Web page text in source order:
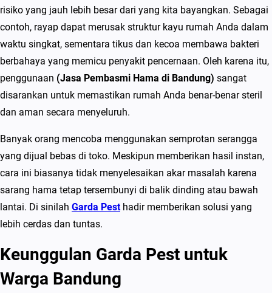
n
e
r
b
a
i
k
M
u
risiko yang jauh lebih besar dari yang kita bayangkan. Sebagai
contoh, rayap dapat merusak struktur kayu rumah Anda dalam
waktu singkat, sementara tikus dan kecoa membawa bakteri
berbahaya yang memicu penyakit pencernaan. Oleh karena itu,
penggunaan (Jasa Pembasmi Hama di Bandung) sangat
disarankan untuk memastikan rumah Anda benar-benar steril
dan aman secara menyeluruh.
Banyak orang mencoba menggunakan semprotan serangga
yang dijual bebas di toko. Meskipun memberikan hasil instan,
cara ini biasanya tidak menyelesaikan akar masalah karena
sarang hama tetap tersembunyi di balik dinding atau bawah
lantai. Di sinilah Garda Pesthadir memberikan solusi yang
lebih cerdas dan tuntas.
Keunggulan Garda Pest untuk
Warga Bandung